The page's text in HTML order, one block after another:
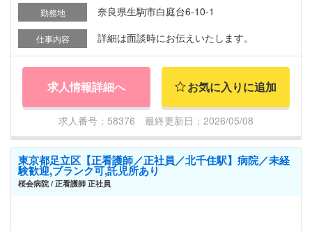
勤務地 奈良県生駒市白庭台6-10-1
仕事内容 詳細は面談時にお伝えいたします。
求人情報詳細へ お気に入りに追加
求人番号：58376 最終更新日：2026/05/08
東京都足立区【正看護師／正社員／北千住駅】病院／未経
験歓迎,ブランク可,託児所あり
桜会病院 / 正看護師 正社員